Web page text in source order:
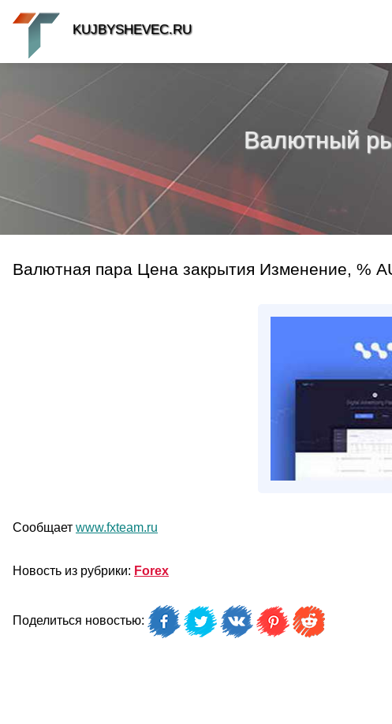
Валютный
Валютная пара Цена закрытия Изменение, %
Сообщает www.fxteam.ru
Новость из рубрики: Forex
Поделиться новостью:
KUJBYSHEVEC.RU